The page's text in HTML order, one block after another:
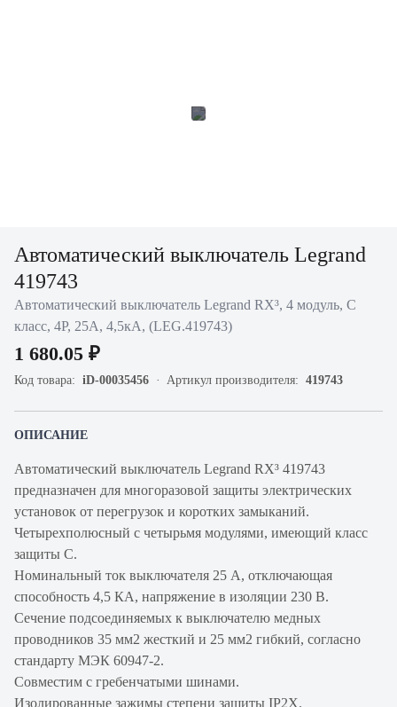
Автоматический выключатель Legrand
419743
Автоматический выключатель Legrand RX³, 4 модуль, C
класс, 4P, 25А, 4,5кА, (LEG.419743)
1 680.05 ₽
Код товара: iD-00035456 Артикул производителя: 419743
ОПИСАНИЕ
Автоматический выключатель Legrand RX³ 419743
предназначен для многоразовой защиты электрических
установок от перегрузок и коротких замыканий.
Четырехполюсный с четырьмя модулями, имеющий класс
защиты С.
Номинальный ток выключателя 25 А, отключающая
способность 4,5 КА, напряжение в изоляции 230 В.
Сечение подсоединяемых к выключателю медных
проводников 35 мм2 жесткий и 25 мм2 гибкий, согласно
стандарту МЭК 60947-2.
Совместим с гребенчатыми шинами.
Изолированные зажимы степени защиты IP2X.